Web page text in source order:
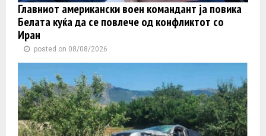
Главниот американски воен командант ја повика
Белата куќа да се повлече од конфликтот со
Иран
posted on 08/08/2026